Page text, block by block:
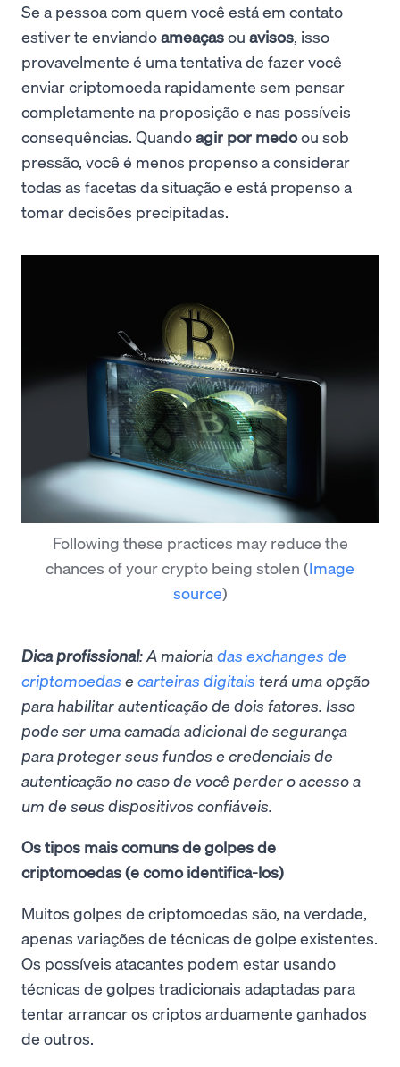
Se a pessoa com quem você está em contato
estiver te enviandoameaçasou avisos, isso
provavelmente é uma tentativa de fazer você
enviar criptomoeda rapidamente sem pensar
completamente na proposição e nas possíveis
consequências. Quandoagir por medoou sob
pressão, você é menos propenso a considerar
todas as facetas da situação e está propenso a
tomar decisões precipitadas.
Following these practices may reduce the
chances of your crypto being stolen (Image
source)
Dica profissional: A maioriadas exchanges de
criptomoedas ecarteiras digitais terá uma opção
para habilitarautenticação de dois fatores. Isso
pode ser uma camada adicional de segurança
para proteger seus fundos e credenciais de
autenticação no caso de você perder o acesso a
um de seus dispositivos confiáveis.
Os tipos mais comuns de golpes de
criptomoedas (e como identificá-los)
Muitos golpes de criptomoedas são, na verdade,
apenas variações de técnicas de golpe existentes.
Os possíveis atacantes podem estar usando
técnicas de golpes tradicionais adaptadas para
tentar arrancar os criptos arduamente ganhados
de outros.